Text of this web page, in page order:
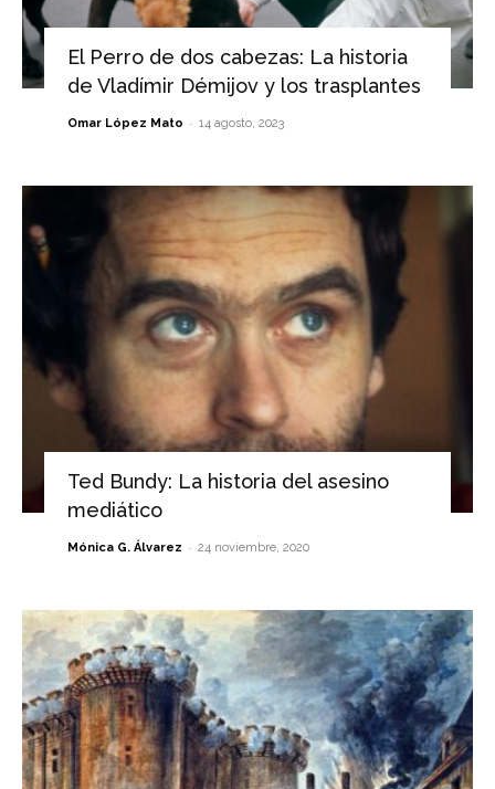
El Perro de dos cabezas: La historia
de Vladímir Démijov y los trasplantes
Omar López Mato - 14 agosto, 2023
Ted Bundy: La historia del asesino
mediático
Mónica G. Álvarez - 24 noviembre, 2020